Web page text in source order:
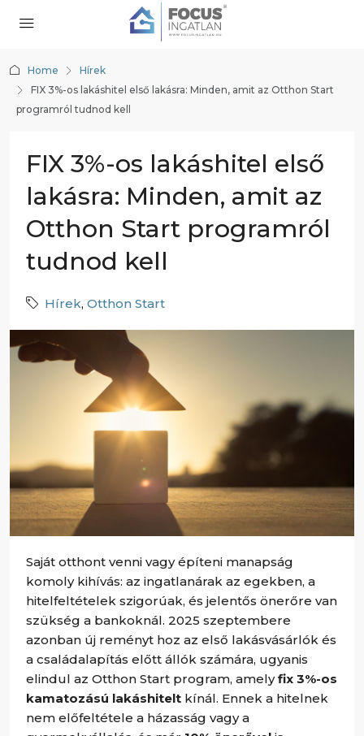
Home
Hírek
FIX 3%-os lakáshitel első lakásra: Minden, amit az Otthon Start
programról tudnod kell
FIX 3%-os lakáshitel első
lakásra: Minden, amit az
Otthon Start programról
tudnod kell
Hírek, Otthon Start
Saját otthont venni vagy építeni manapság
komoly kihívás: az ingatlanárak az egekben, a
hitelfeltételek szigorúak, és jelentős önerőre van
szükség a bankoknál. 2025 szeptembere
azonban új reményt hoz az első lakásvásárlók és
a családalapítás előtt állók számára, ugyanis
elindul az Otthon Start program, amelyfix 3%-os
kamatozású lakáshitelt kínál. Ennek a hitelnek
nem előfeltétele a házasság vagy a